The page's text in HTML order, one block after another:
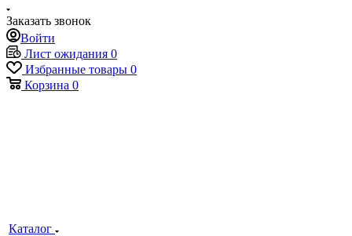
Заказать звонок
Войти
Лист ожидания 0
Избранные товары 0
Корзина 0
Каталог